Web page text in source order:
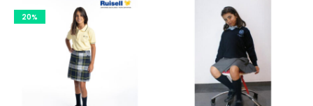
desde
20%